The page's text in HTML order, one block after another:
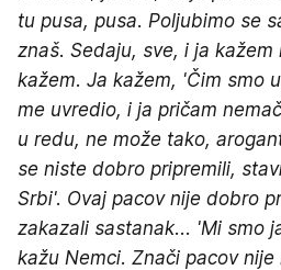
tu pusa, pusa. Poljubimo se
znaš. Sedaju, sve, i ja
kažem. Ja kažem, 'Čim smo
me uvredio, i ja pričam
u redu, ne može tako,
se niste dobro pripremili,
Srbi'. Ovaj pacov nije dobro
zakazali sastanak... 'Mi smo
kažu Nemci. Znači pacov